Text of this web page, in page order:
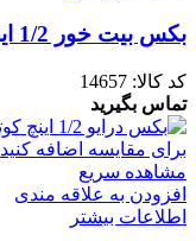
بکس بیت خور 1/2 اینچ هنس مدل 4002
کد کالا: 14657
تماس بگیرید
برای مقایسه اضافه کنید
مشاهده سریع
افزودن به علاقه مندی
اطلاعات بیشتر